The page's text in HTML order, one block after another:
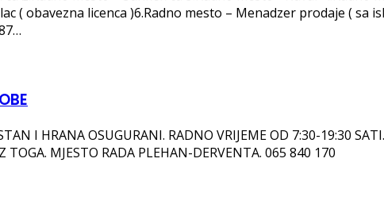
( obavezna licenca )6.Radno mesto – Menadzer prodaje ( sa
I HRANA OSUGURANI. RADNO VRIJEME OD 7:30-19:30
MJESTO RADA PLEHAN-DERVENTA. 065 840 170